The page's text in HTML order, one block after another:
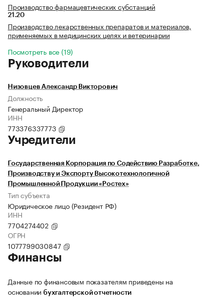
Производство фармацевтических субстанций
21.20
Производство лекарственных препаратов и материалов,
применяемых в медицинских целях и ветеринарии
Посмотреть все (19)
Руководители
Низовцев Александр Викторович
Должность
Генеральный Директор
ИНН
773376337773
Учредители
Государственная Корпорация по Содействию Разработке,
Производству и Экспорту Высокотехнологичной
Промышленной Продукции «Ростех»
Тип субъекта
Юридическое лицо (Резидент РФ)
ИНН
7704274402
ОГРН
1077799030847
Финансы
Данные по финансовым показателям приведены на
основании бухгалтерской отчетности